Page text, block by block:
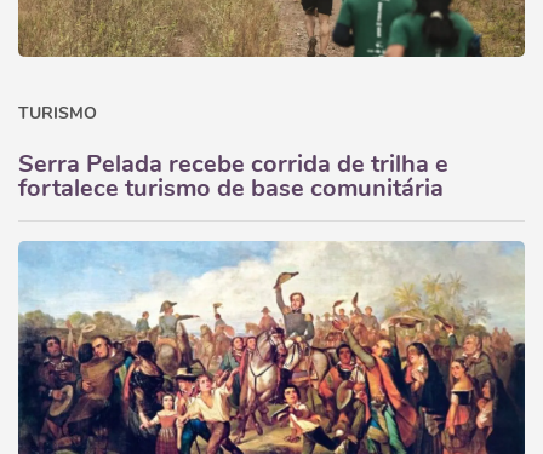
TURISMO
Serra Pelada recebe corrida de trilha e
fortalece turismo de base comunitária